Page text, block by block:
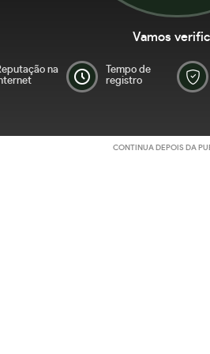
Vamos
na
Tempo de
registro
CONTINUA DEPOIS DA